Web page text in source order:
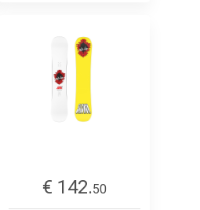
€ 142.50